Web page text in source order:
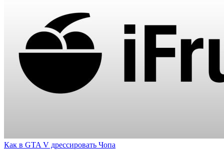
Как в GTA V дрессировать Чопа